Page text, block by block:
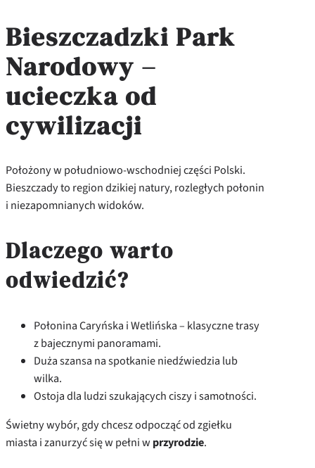
Bieszczadzki Park
Narodowy –
ucieczka od
cywilizacji
Położony w południowo-wschodniej części Polski.
Bieszczady to region dzikiej natury, rozległych połonin
i niezapomnianych widoków.
Dlaczego warto
odwiedzić?
Połonina Caryńska i Wetlińska – klasyczne trasy
z bajecznymi panoramami.
Duża szansa na spotkanie niedźwiedzia lub
wilka.
Ostoja dla ludzi szukających ciszy i samotności.
Świetny wybór, gdy chcesz odpocząć od zgiełku
miasta i zanurzyć się w pełni wprzyrodzie.